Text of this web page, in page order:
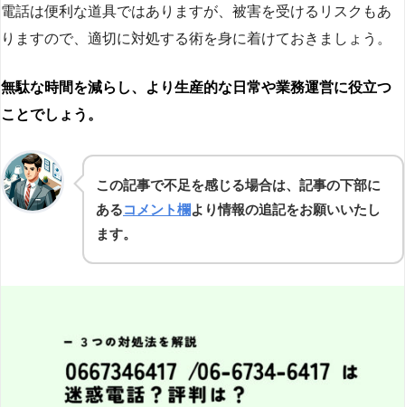
電話は便利な道具ではありますが、被害を受けるリスクもあ
りますので、適切に対処する術を身に着けておきましょう。
無駄な時間を減らし、より生産的な日常や業務運営に役立つ
ことでしょう。
この記事で不足を感じる場合は、記事の下部に
あるコメント欄より情報の追記をお願いいたし
ます。